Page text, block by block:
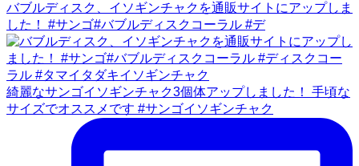
バブルディスク、イソギンチャクを通販サイトにアップしま
した！ #サンゴ#バブルディスクコーラル #デ
綺麗なサンゴイソギンチャク3個体アップしました！ 手頃な
サイズでオススメです #サンゴイソギンチャク